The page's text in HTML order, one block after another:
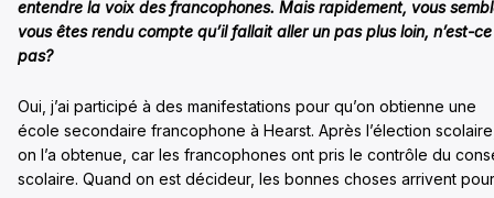
entendre la voix des francophones. Mais rapidement, vous
vous êtes rendu compte qu’il fallait aller un pas plus loin, n’est-ce
pas?
Oui, j’ai participé à des manifestations pour qu’on obtienne une
école secondaire francophone à Hearst. Après l’élection
on l’a obtenue, car les francophones ont pris le contrôle du
scolaire. Quand on est décideur, les bonnes choses arrivent pour